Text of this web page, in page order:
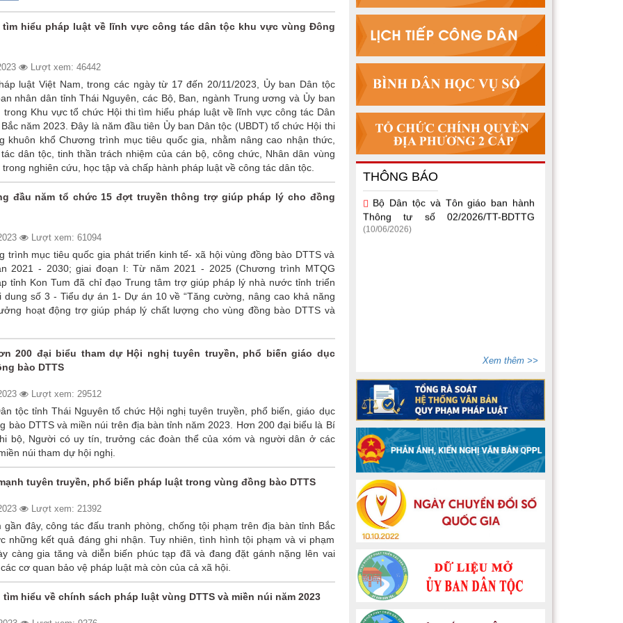
hiểu pháp luật về lĩnh vực công tác dân tộc khu vực vùng Đông
Lượt xem: 46442
luật Việt Nam, trong các ngày từ 17 đến 20/11/2023, Ủy ban Dân tộc
nhân dân tỉnh Thái Nguyên, các Bộ, Ban, ngành Trung ương và Ủy ban
trong Khu vực tổ chức Hội thi tìm hiểu pháp luật về lĩnh vực công tác Dân
năm 2023. Đây là năm đầu tiên Ủy ban Dân tộc (UBDT) tổ chức Hội thi
khuôn khổ Chương trình mục tiêu quốc gia, nhằm nâng cao nhận thức,
dân tộc, tinh thần trách nhiệm của cán bộ, công chức, Nhân dân vùng
nghiên cứu, học tập và chấp hành pháp luật về công tác dân tộc.
đầu năm tổ chức 15 đợt truyền thông trợ giúp pháp lý cho đồng
Lượt xem: 61094
trình mục tiêu quốc gia phát triển kinh tế- xã hội vùng đồng bào DTTS và
2021 - 2030; giai đoạn I: Từ năm 2021 - 2025 (Chương trình MTQG
tỉnh Kon Tum đã chỉ đạo Trung tâm trợ giúp pháp lý nhà nước tỉnh triển
dung số 3 - Tiểu dự án 1- Dự án 10 về “Tăng cường, nâng cao khả năng
hoạt động trợ giúp pháp lý chất lượng cho vùng đồng bào DTTS và
200 đại biểu tham dự Hội nghị tuyên truyền, phổ biến giáo dục
bào DTTS
Lượt xem: 29512
tộc tỉnh Thái Nguyên tổ chức Hội nghị tuyên truyền, phổ biến, giáo dục
bào DTTS và miền núi trên địa bàn tỉnh năm 2023. Hơn 200 đại biểu là Bí
bộ, Người có uy tín, trưởng các đoàn thể của xóm và người dân ở các
núi tham dự hội nghị.
tuyên truyền, phổ biến pháp luật trong vùng đồng bào DTTS
Lượt xem: 21392
gần đây, công tác đấu tranh phòng, chống tội phạm trên địa bàn tỉnh Bắc
những kết quả đáng ghi nhận. Tuy nhiên, tình hình tội phạm và vi phạm
càng gia tăng và diễn biến phúc tạp đã và đang đặt gánh nặng lên vai
cơ quan bảo vệ pháp luật mà còn của cả xã hội.
hiểu về chính sách pháp luật vùng DTTS và miền núi năm 2023
THÔNG BÁO
Một số văn bản quy phạm pháp luật
thuộc lĩnh vực dân tộc, tín ngưỡng, tôn
giáo (15/07/2026)
Bộ Dân tộc và Tôn giáo ban hành
(10/06/2026)
Xem thêm >>